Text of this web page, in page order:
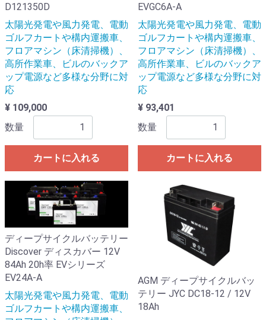
D121350D
太陽光発電や風力発電、電動
ゴルフカートや構内運搬車、
フロアマシン（床清掃機）、
高所作業車、ビルのバックア
ップ電源など多様な分野に対
応
¥ 109,000
数量
カートに入れる
EVGC6A-A
太陽光発電や風力発電、電動
ゴルフカートや構内運搬車、
フロアマシン（床清掃機）、
高所作業車、ビルのバックア
ップ電源など多様な分野に対
応
¥ 93,401
数量
カートに入れる
ディープサイクルバッテリー
Discover ディスカバー 12V
84Ah 20h率 EVシリーズ
EV24A-A
太陽光発電や風力発電、電動
ゴルフカートや構内運搬車、
AGM ディープサイクルバッ
テリー JYC DC18-12 / 12V
18Ah